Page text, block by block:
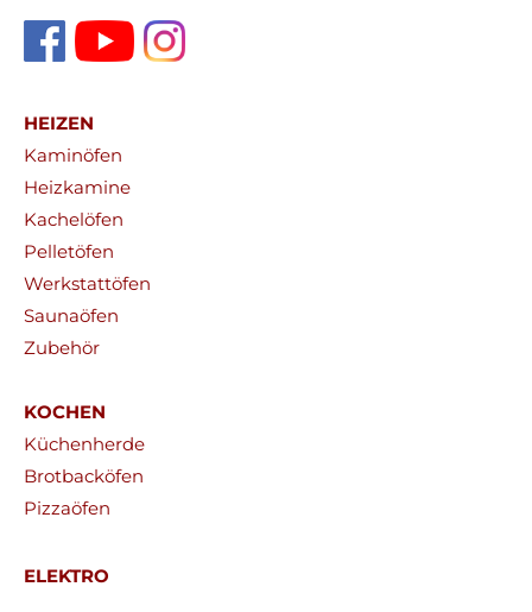
HEIZEN
Kaminöfen
Heizkamine
Kachelöfen
Pelletöfen
Werkstattöfen
Saunaöfen
Zubehör
KOCHEN
Küchenherde
Brotbacköfen
Pizzaöfen
ELEKTRO